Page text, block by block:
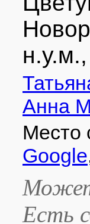
Анна
Место
Google
Есть